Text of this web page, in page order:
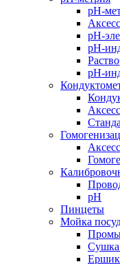
pH-
pH-
pH-
pH-
pH
Пинцеты
Мойка
Сушка